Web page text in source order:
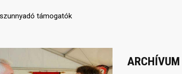
támogatók
ARCHÍVUM